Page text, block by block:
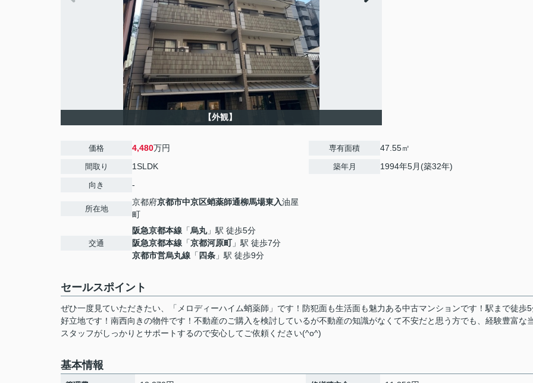
【外観】
価格 4,480万円
間取り 1SLDK
向き -
所在地
京都府京都市中京区蛸薬師通柳馬場東入油屋
町
交通
阪急京都本線 「烏丸」駅 徒歩5分
阪急京都本線 「京都河原町」駅 徒歩7分
京都市営烏丸線 「 四条 」駅 徒歩9分
専有面積 47.55㎡
築年月 1994年5月(築32年)
セールスポイント
ぜひ一度見ていただきたい、「メロディーハイム蛸薬師」です！防犯面も生活面も魅力ある中古マンションです！駅まで徒歩
好立地です！南西向きの物件です！不動産のご購入を検討しているが不動産の知識がなくて不安だと思う方でも、経験豊富な
スタッフがしっかりとサポートするので安心してご依頼ください(^o^)
基本情報